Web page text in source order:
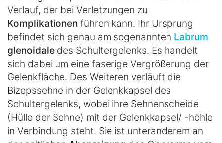
Verlauf, der bei Verletzungen zu
Komplikationen führen kann. Ihr Ursprung
befindet sich genau am sogenannten Labrum
glenoidale des Schultergelenks. Es handelt
sich dabei um eine faserige Vergrößerung der
Gelenkfläche. Des Weiteren verläuft die
Bizepssehne in der Gelenkkapsel des
Schultergelenks, wobei ihre Sehnenscheide
(Hülle der Sehne) mit der Gelenkkapsel/ -höhle
in Verbindung steht. Sie ist unteranderem an